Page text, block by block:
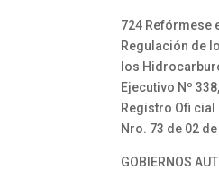
724 Refórmese
Regulación de
los
Ejecutivo Nº
Registro Ofi cial
Nro. 73 de 02
GOBIERNOS